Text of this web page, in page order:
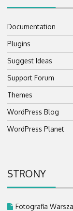
Documentation
Plugins
Suggest Ideas
Support Forum
Themes
WordPress Blog
WordPress Planet
STRONY
Fotografia